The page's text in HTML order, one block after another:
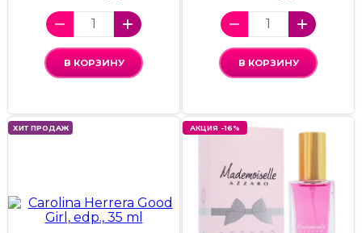
В КОРЗИНУ В КОРЗИНУ
ХИТ ПРОДАЖ АКЦИЯ -16%